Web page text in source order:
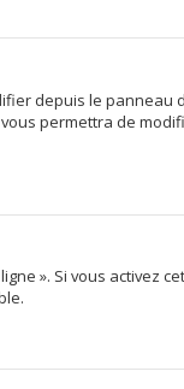
depuis le panneau
permettra de
». Si vous activez